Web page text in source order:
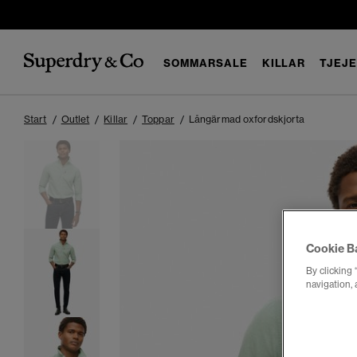
SOMMARSALE KILLAR
Start Outlet Killar Toppar Långärmad oxfordskjorta
Cookie
By clicking
navigation,